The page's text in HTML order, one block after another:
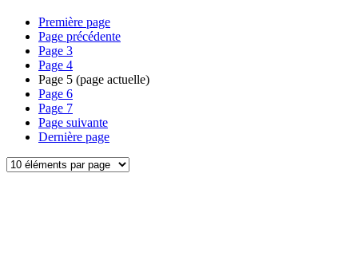
Première page
Page précédente
Page 3
Page 4
Page 5 (page actuelle)
Page 6
Page 7
Page suivante
Dernière page